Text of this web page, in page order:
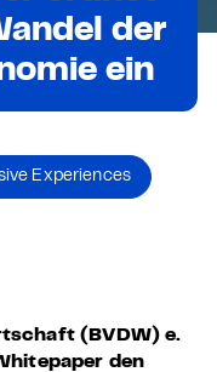
der
ein
Experiences
(BVDW) e.
den